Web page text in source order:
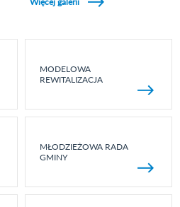
MODELOWA
REWITALIZACJA
MŁODZIEŻOWA RADA
GMINY